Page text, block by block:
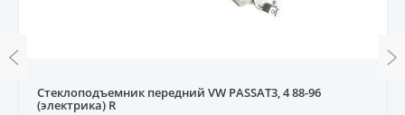
Стеклоподъемник передний VW PASSAT3, 4 88-96
(электрика) R